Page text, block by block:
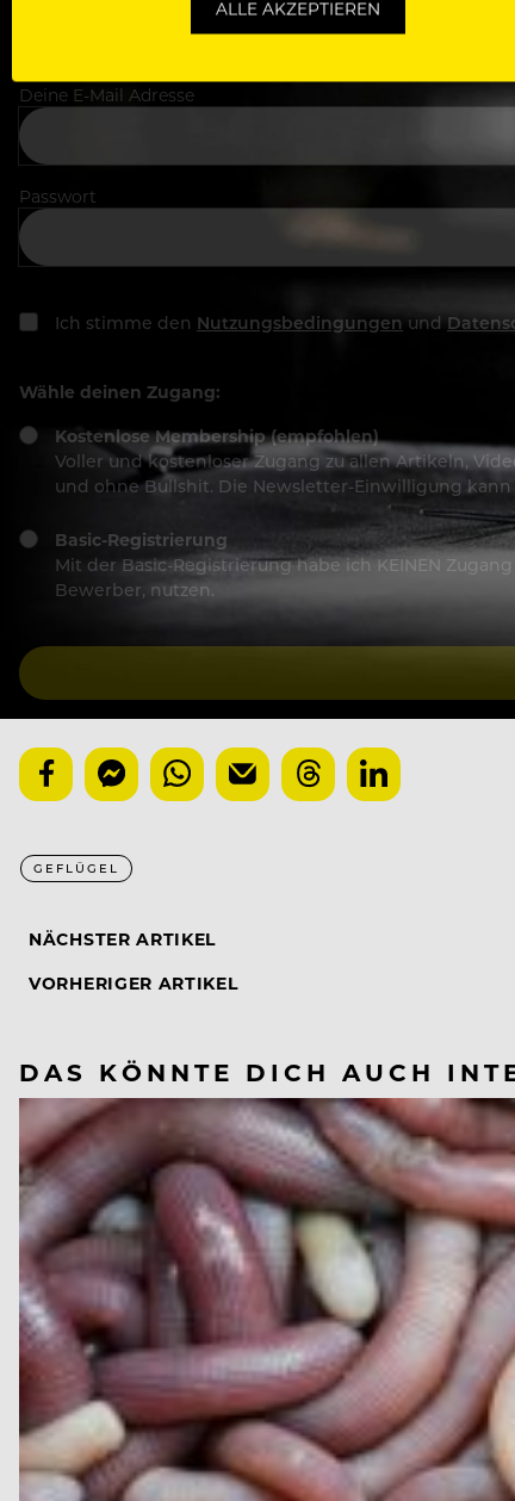
Deine E-Mail Adresse
Passwort
Ich stimme den Nutzungsbedingungen und
Wähle deinen Zugang:
Kostenlose Membership (empfohlen)
Voller und kostenloser Zugang zu allen Artikeln,
und ohne Bullshit. Die Newsletter-Einwilligung
Basic-Registrierung
Mit der Basic-Registrierung habe ich KEINEN
Bewerber, nutzen.
GEFLÜGEL
NÄCHSTER ARTIKEL
VORHERIGER ARTIKEL
DAS KÖNNTE DICH AUCH
ALLE AKZEPTIEREN